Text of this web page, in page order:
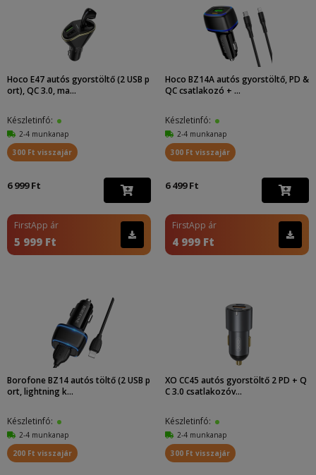
Hoco E47 autós gyorstöltő (2 USB p
ort), QC 3.0, ma...
Készletinfó:
2-4 munkanap
300 Ft visszajár
6 999 Ft
FirstApp ár
5 999 Ft
Hoco BZ14A autós gyorstöltő, PD &
QC csatlakozó + ...
Készletinfó:
2-4 munkanap
300 Ft visszajár
6 499 Ft
FirstApp ár
4 999 Ft
Borofone BZ14 autós töltő (2 USB p
ort, lightning k...
Készletinfó:
2-4 munkanap
200 Ft visszajár
XO CC45 autós gyorstöltő 2 PD + Q
C 3.0 csatlakozóv...
Készletinfó:
2-4 munkanap
300 Ft visszajár